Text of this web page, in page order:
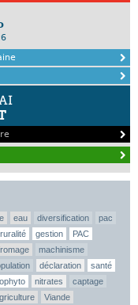
eau diversification
pac
ruralité gestion
PAC
machinisme
déclaration
santé
nitrates
captage
Viande